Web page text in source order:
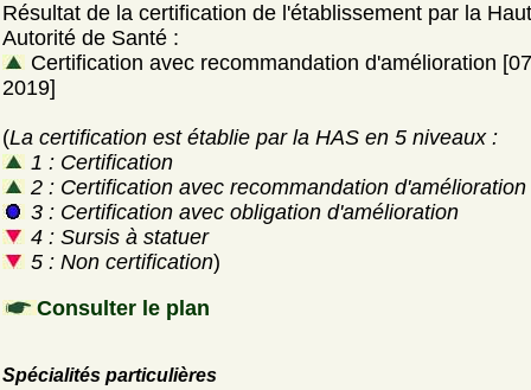
Résultat de la certification de l'établissement par la
Autorité de Santé :
Certification avec recommandation d'amélioration
2019]
(La certification est établie par la HAS en 5 niveaux :
1 : Certification
2 : Certification avec recommandation d'amélioration
3 : Certification avec obligation d'amélioration
4 : Sursis à statuer
5 : Non certification)
Consulter le plan
Spécialités particulières